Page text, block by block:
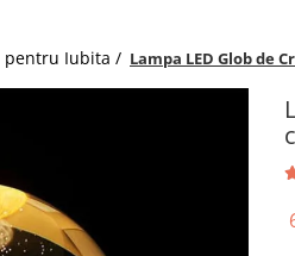
pentru Iubita / Lampa LED Glob de